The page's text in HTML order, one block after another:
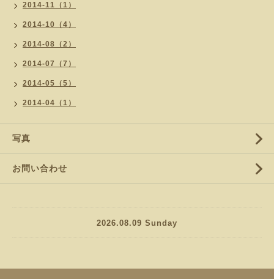
2014-11（1）
2014-10（4）
2014-08（2）
2014-07（7）
2014-05（5）
2014-04（1）
写真
お問い合わせ
2026.08.09 Sunday